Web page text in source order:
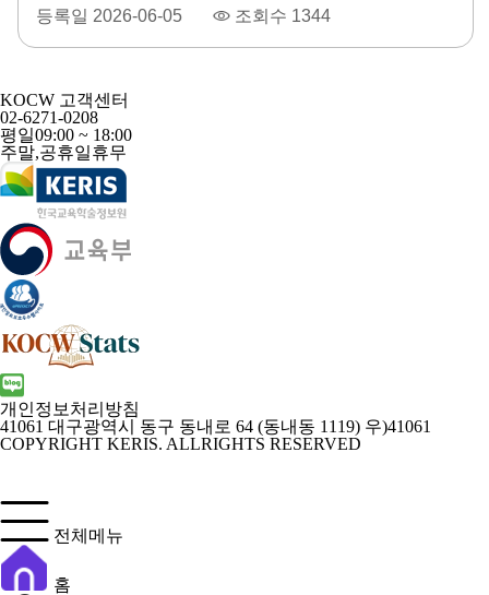
등록일 2026-06-05 조회수 1344
KOCW 고객센터
02-6271-0208
평일09:00 ~ 18:00
주말,공휴일휴무
개인정보처리방침
41061 대구광역시 동구 동내로 64 (동내동 1119) 우)41061
COPYRIGHT KERIS. ALLRIGHTS RESERVED
전체메뉴
홈